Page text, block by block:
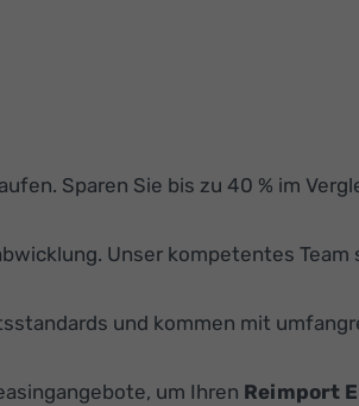
Sparen Sie bis zu 40 % im
Unser kompetentes
und kommen mit
um Ihren Reimport